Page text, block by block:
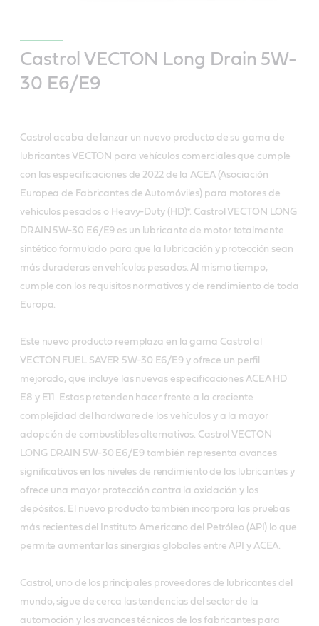
Castrol VECTON Long Drain 5W-
30 E6/E9
Castrol acaba de lanzar un nuevo producto de su gama de
lubricantes VECTON para vehículos comerciales que cumple
con las especificaciones de 2022 de la ACEA (Asociación
Europea de Fabricantes de Automóviles) para motores de
vehículos pesados o Heavy-Duty (HD)*. Castrol VECTON LONG
DRAIN 5W-30 E6/E9 es un lubricante de motor totalmente
sintético formulado para que la lubricación y protección sean
más duraderas en vehículos pesados. Al mismo tiempo,
cumple con los requisitos normativos y de rendimiento de toda
Europa.
Este nuevo producto reemplaza en la gama Castrol al
VECTON FUEL SAVER 5W-30 E6/E9 y ofrece un perfil
mejorado, que incluye las nuevas especificaciones ACEA HD
E8 y E11. Estas pretenden hacer frente a la creciente
complejidad del hardware de los vehículos y a la mayor
adopción de combustibles alternativos. Castrol VECTON
LONG DRAIN 5W-30 E6/E9 también representa avances
significativos en los niveles de rendimiento de los lubricantes y
ofrece una mayor protección contra la oxidación y los
depósitos. El nuevo producto también incorpora las pruebas
más recientes del Instituto Americano del Petróleo (API) lo que
permite aumentar las sinergias globales entre API y ACEA.
Castrol, uno de los principales proveedores de lubricantes del
mundo, sigue de cerca las tendencias del sector de la
automoción y los avances técnicos de los fabricantes para